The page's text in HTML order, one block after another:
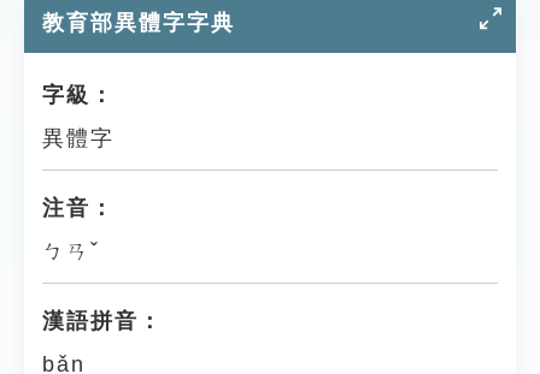
教育部異體字字典
字級：
異體字
注音：
ㄅㄢˇ
漢語拼音：
bǎn